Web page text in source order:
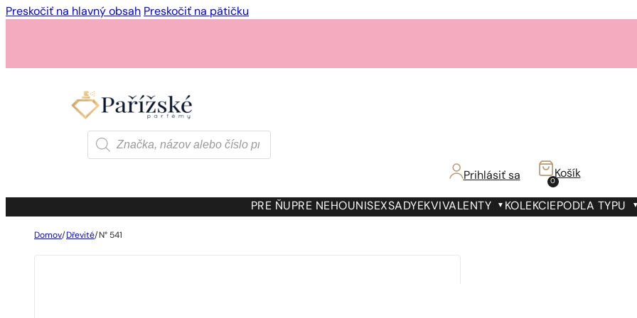
Preskočiť na hlavný obsah Preskočiť na pätičku
Products
search
Prihlásiť sa 0
Košík
PRE ŇU PRE NEHOUNISEXSADY EKVIVALENTY KOLEKCIEPODĽA TYPU
Domov/ Dřevité/ N° 541